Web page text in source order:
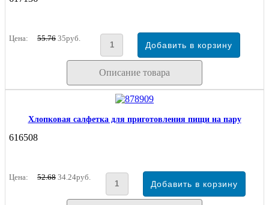
Цена: 55.76 35руб.
Описание товара
Хлопковая салфетка для приготовления пищи на пару
616508
Цена: 52.68 34.24руб.